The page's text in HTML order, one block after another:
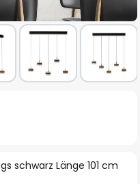
schwarz Länge 101 cm